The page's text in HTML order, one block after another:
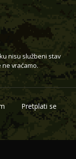
nisu službeni stav
vraćamo.
Pretplati se